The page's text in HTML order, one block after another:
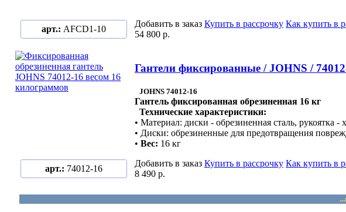
арт.: AFCD1-10
Добавить в заказ Купить в рассрочку Как купить в
54 800 р.
Гантели фиксированные / JOHNS /
JOHNS 74012-16
Гантель фиксированная обрезиненная 16 кг
Технические характеристики:
• Материал: диски - обрезиненная сталь, рукоятка -
• Диски: обрезиненные для предотвращения
• Вес: 16 кг
арт.: 74012-16
Добавить в заказ Купить в рассрочку Как купить в
8 490 р.